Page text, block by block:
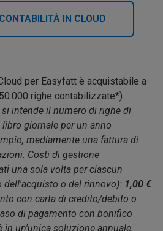
IN CLOUD
per Easyfatt è acquistabile a
righe contabilizzate*).
si intende il numero di righe di
giornale per un anno
mediamente una fattura di
Costi di gestione
una sola volta per ciascun
dell'acquisto o del rinnovo): 1,00 €
con carta di credito/debito o
di pagamento con bonifico
in un'unica soluzione annuale.